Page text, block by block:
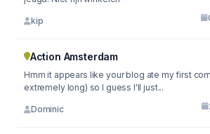
kip
Action Amsterdam
Hmm it appears like your blog ate my first
extremely long) so I guess I'll just...
Dominic